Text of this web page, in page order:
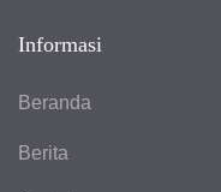
Informasi
Beranda
Berita